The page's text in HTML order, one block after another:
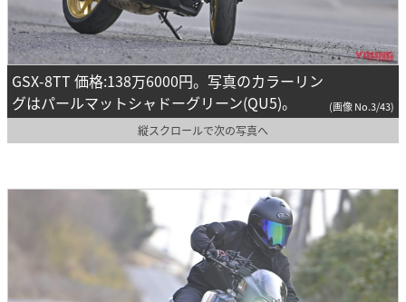
GSX-8TT 価格:138万6000円。写真のカラーリン
グはパールマットシャドーグリーン(QU5)。
(画像 No.3/43)
縦スクロールで次の写真へ